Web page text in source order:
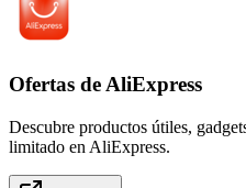
Ofertas de AliExpress
Descubre productos útiles,
limitado en AliExpress.